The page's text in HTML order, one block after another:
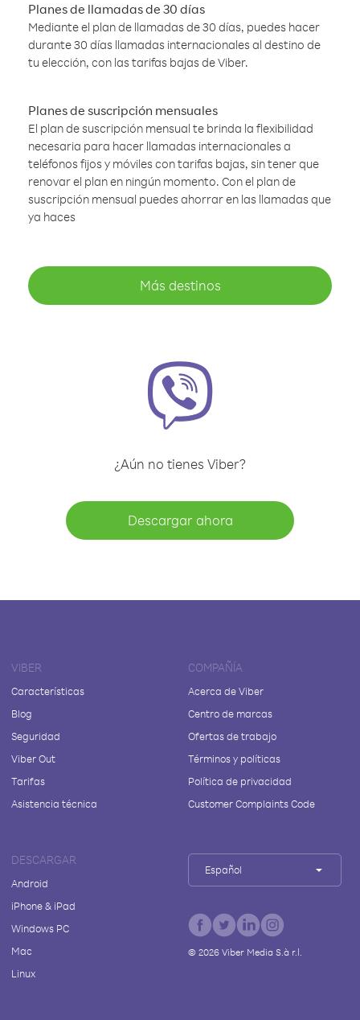
Planes de llamadas de 30 días
Mediante el plan de llamadas de 30 días, puedes hacer
durante 30 días llamadas internacionales al destino de
tu elección, con las tarifas bajas de Viber.
Planes de suscripción mensuales
El plan de suscripción mensual te brinda la flexibilidad
necesaria para hacer llamadas internacionales a
teléfonos fijos y móviles con tarifas bajas, sin tener que
renovar el plan en ningún momento. Con el plan de
suscripción mensual puedes ahorrar en las llamadas que
ya haces
Más destinos
¿Aún no tienes Viber?
Descargar ahora
VIBER
Características
Blog
Seguridad
Viber Out
Tarifas
Asistencia técnica
COMPAÑÍA
Acerca de Viber
Centro de marcas
Ofertas de trabajo
Términos y políticas
Política de privacidad
Customer Complaints Code
DESCARGAR
Android
iPhone & iPad
Windows PC
Mac
Linux
Español
© 2026Viber Media S.à r.l.